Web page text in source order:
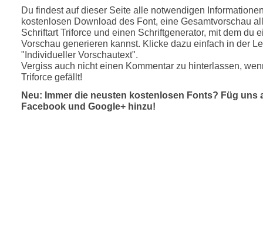
Du findest auf dieser Seite alle notwendigen
kostenlosen Download des Font, eine Gesamtvorschau
Schriftart Triforce und einen Schriftgenerator, mit dem du
Vorschau generieren kannst. Klicke dazu einfach in der
"Individueller Vorschautext".
Vergiss auch nicht einen Kommentar zu hinterlassen,
Triforce gefällt!
Neu: Immer die neusten kostenlosen Fonts? Füg uns
Facebook und Google+ hinzu!